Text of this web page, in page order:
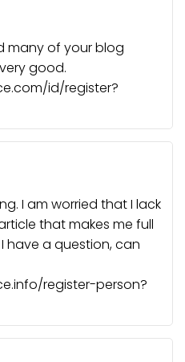
many of your blog
good.
id/register?
I am worried that I lack
that makes me full
have a question, can
register-person?